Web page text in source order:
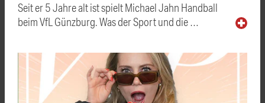
Seit er 5 Jahre alt ist spielt Michael Jahn Handball
beim VfL Günzburg. Was der Sport und die …